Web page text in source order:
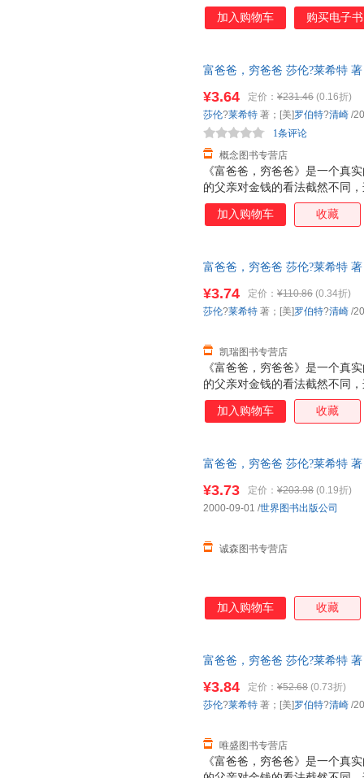
一 是阅读的时效性和读者理解
个星期后，人们只能记得内容
用。 为了帮助读者解决这两个
程。课程按照 学习金字塔原理
习，以期能提升您的学习效果
加入购物车 购买电子书
富爸爸，穷爸爸 莎伦?莱希特
《富爸爸，穷爸爸》是一个真
的父亲对金钱的看法截然不同
了朋友的父亲的建议，也就是
的奴隶，要让金钱为我们工作
¥3.64 定价： ¥231.46 (0.16折)
概念图书专营店
1条评论
莎伦?莱希特 著；[美]罗伯特?清崎 /
加入购物车 收藏
富爸爸，穷爸爸 莎伦?莱希特
《富爸爸，穷爸爸》是一个真
的父亲对金钱的看法截然不同
了朋友的父亲的建议，也就是
的奴隶，要让金钱为我们工作
¥3.74 定价： ¥110.86 (0.34折)
凯瑞图书专营店
莎伦?莱希特 著；[美]罗伯特?清崎 /
加入购物车 收藏
富爸爸，穷爸爸 莎伦?莱希特
¥3.73 定价： ¥203.98 (0.19折)
诚森图书专营店
2000-09-01 /世界图书出版公司
加入购物车 收藏
富爸爸，穷爸爸 莎伦?莱希特
《富爸爸，穷爸爸》是一个真
¥3.84 定价： ¥52.68 (0.73折)
唯盛图书专营店
莎伦?莱希特 著；[美]罗伯特?清崎 /